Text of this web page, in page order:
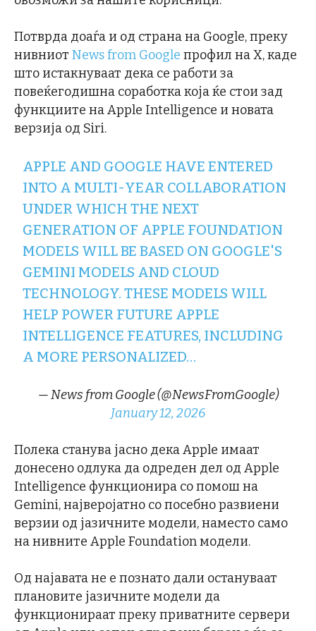
Потврда доаѓа и од страна на Google, преку
нивниот News from Google профил на X, каде
што истакнуваат дека се работи за
повеќегодишна соработка која ќе стои зад
функциите на Apple Intelligence и новата
верзија од Siri.
APPLE AND GOOGLE HAVE ENTERED
INTO A MULTI-YEAR COLLABORATION
UNDER WHICH THE NEXT
GENERATION OF APPLE FOUNDATION
MODELS WILL BE BASED ON GOOGLE'S
GEMINI MODELS AND CLOUD
TECHNOLOGY. THESE MODELS WILL
HELP POWER FUTURE APPLE
INTELLIGENCE FEATURES, INCLUDING
A MORE PERSONALIZED…
— News from Google (@NewsFromGoogle)
January 12, 2026
Полека станува јасно дека Apple имаат
донесено одлука да одреден дел од Apple
Intelligence функционира со помош на
Gemini, најверојатно со посебно развиени
верзии од јазичните модели, наместо само
на нивните Apple Foundation модели.
Од најавата не е познато дали остануваат
плановите јазичните модели да
функционираат преку приватните сервери